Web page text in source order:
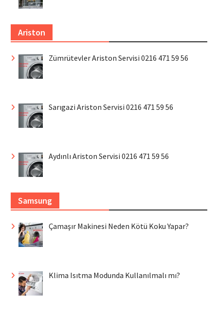
Ariston
Zümrütevler Ariston Servisi 0216 471 59 56
Sarıgazi Ariston Servisi 0216 471 59 56
Aydınlı Ariston Servisi 0216 471 59 56
Samsung
Çamaşır Makinesi Neden Kötü Koku Yapar?
Klima Isıtma Modunda Kullanılmalı mı?